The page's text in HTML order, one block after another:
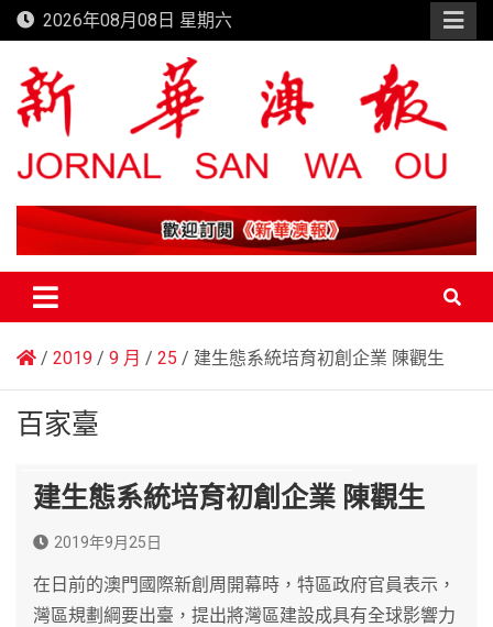
Skip
to
content
2026年08月08日 星期六
新華澳報
2019 9 月 25 建生態系統培育初創企業 陳觀生
百家臺
建生態系統培育初創企業 陳觀生
2019年9月25日
在日前的澳門國際新創周開幕時，特區政府官員表示，
灣區規劃綱要出臺，提出將灣區建設成具有全球影響力